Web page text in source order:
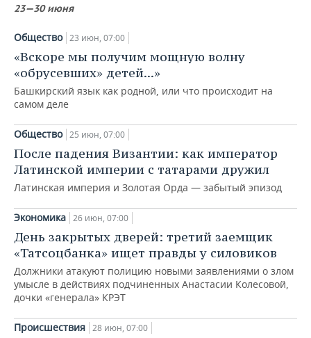
ФИГУРНОЕ КАТАНИЕ
ВОДНЫЕ ВИДЫ СПОРТА
ХОККЕЙ С МЯЧОМ
МЕДИЦИНА
ОБРАЗОВАНИЕ
ПРОИСШЕСТВИЯ
23—30 июня
Общество 23 июн, 07:00
«Вскоре мы получим мощную волну
«обрусевших» детей...»
Башкирский язык как родной, или что происходит на
самом деле
Общество 25 июн, 07:00
После падения Византии: как император
Латинской империи с татарами дружил
Латинская империя и Золотая Орда — забытый эпизод
Экономика 26 июн, 07:00
День закрытых дверей: третий заемщик
«Татсоцбанка» ищет правды у силовиков
Должники атакуют полицию новыми заявлениями о злом
умысле в действиях подчиненных Анастасии Колесовой,
дочки «генерала» КРЭТ
Происшествия 28 июн, 07:00